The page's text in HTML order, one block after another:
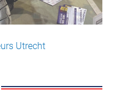
Utrecht